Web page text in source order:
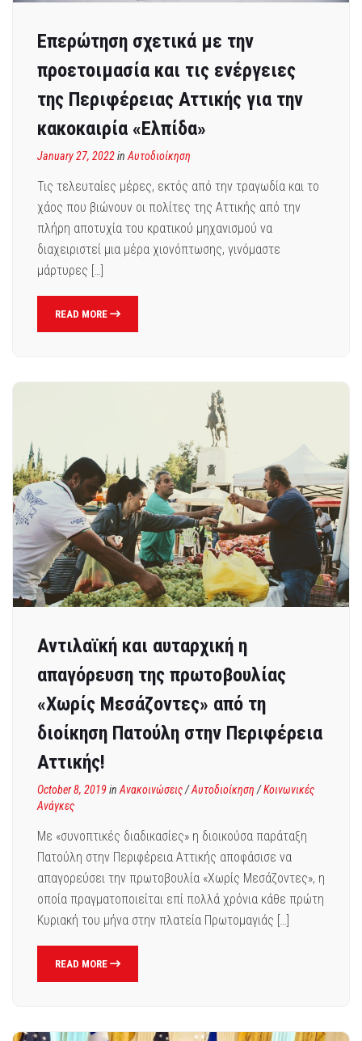
Επερώτηση σχετικά με την
προετοιμασία και τις ενέργειες
της Περιφέρειας Αττικής για την
κακοκαιρία «Ελπίδα»
January 27, 2022inΑυτοδιοίκηση
Τις τελευταίες μέρες, εκτός από την τραγωδία και το
χάος που βιώνουν οι πολίτες της Αττικής από την
πλήρη αποτυχία του κρατικού μηχανισμού να
διαχειριστεί μια μέρα χιονόπτωσης, γινόμαστε
μάρτυρες […]
READ MORE
Αντιλαϊκή και αυταρχική η
απαγόρευση της πρωτοβουλίας
«Χωρίς Μεσάζοντες» από τη
διοίκηση Πατούλη στην Περιφέρεια
Αττικής!
October 8, 2019in Ανακοινώσεις/Αυτοδιοίκηση /Κοινωνικές
Ανάγκες
Με «συνοπτικές διαδικασίες» η διοικούσα παράταξη
Πατούλη στην Περιφέρεια Αττικής αποφάσισε να
απαγορεύσει την πρωτοβουλία «Χωρίς Μεσάζοντες», η
οποία πραγματοποιείται επί πολλά χρόνια κάθε πρώτη
Κυριακή του μήνα στην πλατεία Πρωτομαγιάς […]
READ MORE